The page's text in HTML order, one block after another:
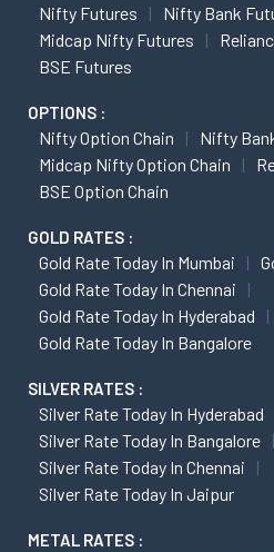
Nifty Futures
Nifty Bank
Midcap Nifty Futures
BSE Futures
OPTIONS :
Nifty Option Chain
Nifty
Midcap Nifty Option Chain
BSE Option Chain
GOLD RATES :
Gold Rate Today In Mumbai
Gold Rate Today In Chennai
Gold Rate Today In Hyderabad
Gold Rate Today In Bangalore
SILVER RATES :
Silver Rate Today In Hyderabad
Silver Rate Today In Bangalore
Silver Rate Today In Chennai
Silver Rate Today In Jaipur
METAL RATES :